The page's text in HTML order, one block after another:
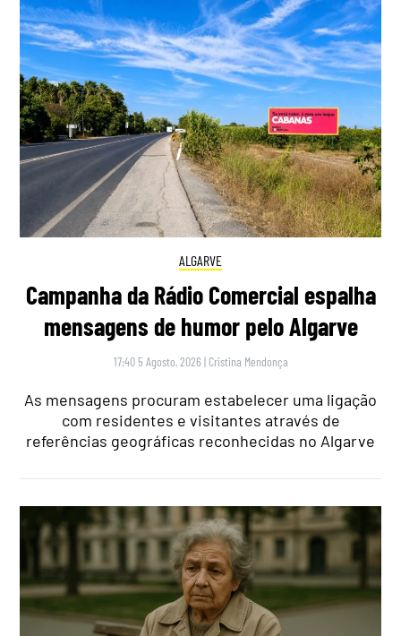
ALGARVE
Campanha da Rádio Comercial espalha
mensagens de humor pelo Algarve
17:40 5 Agosto, 2026 | Cristina Mendonça
As mensagens procuram estabelecer uma ligação
com residentes e visitantes através de
referências geográficas reconhecidas no Algarve